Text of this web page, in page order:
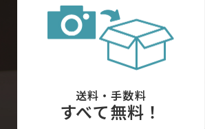
送料・手数料
すべて無料！